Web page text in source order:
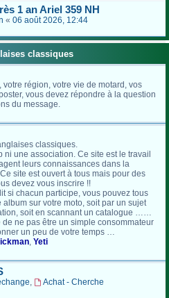
1 an Ariel 359 NH
« 06 août 2026, 12:44
classiques
votre région, votre vie de motard, vos
vous devez répondre à la question
du message.
classiques.
ni une association. Ce site est le travail
leurs connaissances dans la
site est ouvert à tous mais pour des
devez vous inscrire !!
si chacun participe, vous pouvez tous
sur votre moto, soit par un sujet
soit en scannant un catalogue ……
ne pas être un simple consommateur
un peu de votre temps …
, Yeti
,
Achat - Cherche